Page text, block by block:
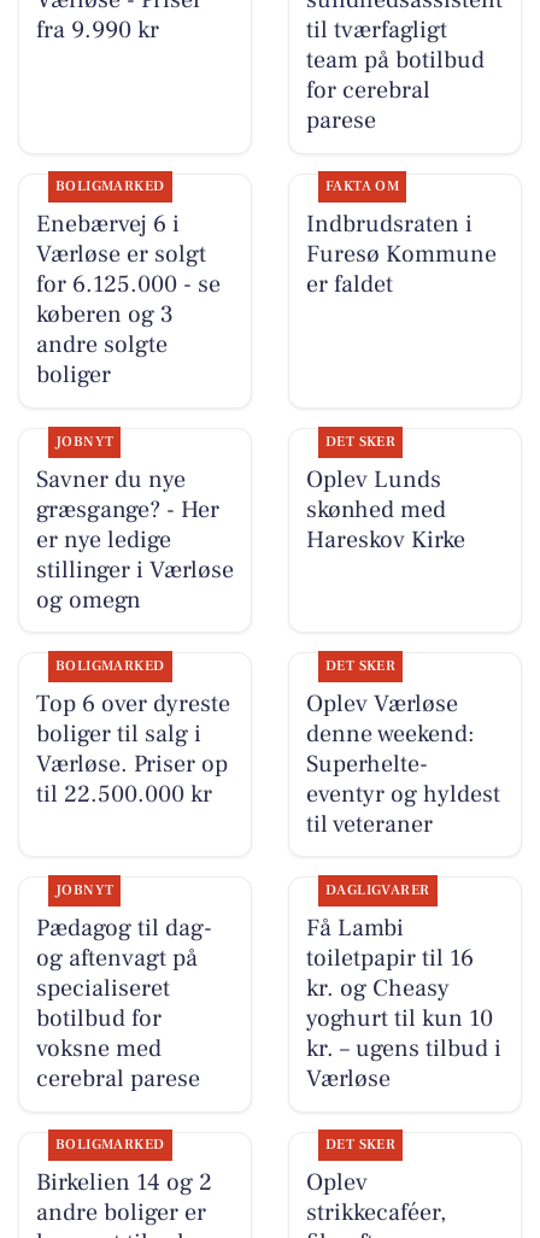
fra 9.990 kr
til tværfagligt
team på botilbud
for cerebral
parese
BOLIGMARKED
Enebærvej 6 i
Værløse er solgt
for 6.125.000 - se
køberen og 3
andre solgte
boliger
FAKTA OM
Indbrudsraten i
Furesø Kommune
er faldet
JOBNYT
Savner du nye
græsgange? - Her
er nye ledige
stillinger i Værløse
og omegn
DET SKER
Oplev Lunds
skønhed med
Hareskov Kirke
BOLIGMARKED
Top 6 over dyreste
boliger til salg i
Værløse. Priser op
til 22.500.000 kr
DET SKER
Oplev Værløse
denne weekend:
Superhelte-
eventyr og hyldest
til veteraner
JOBNYT
Pædagog til dag-
og aftenvagt på
specialiseret
botilbud for
voksne med
cerebral parese
DAGLIGVARER
Få Lambi
toiletpapir til 16
kr. og Cheasy
yoghurt til kun 10
kr. – ugens tilbud i
Værløse
BOLIGMARKED
Birkelien 14 og 2
andre boliger er
DET SKER
Oplev
strikkecaféer,